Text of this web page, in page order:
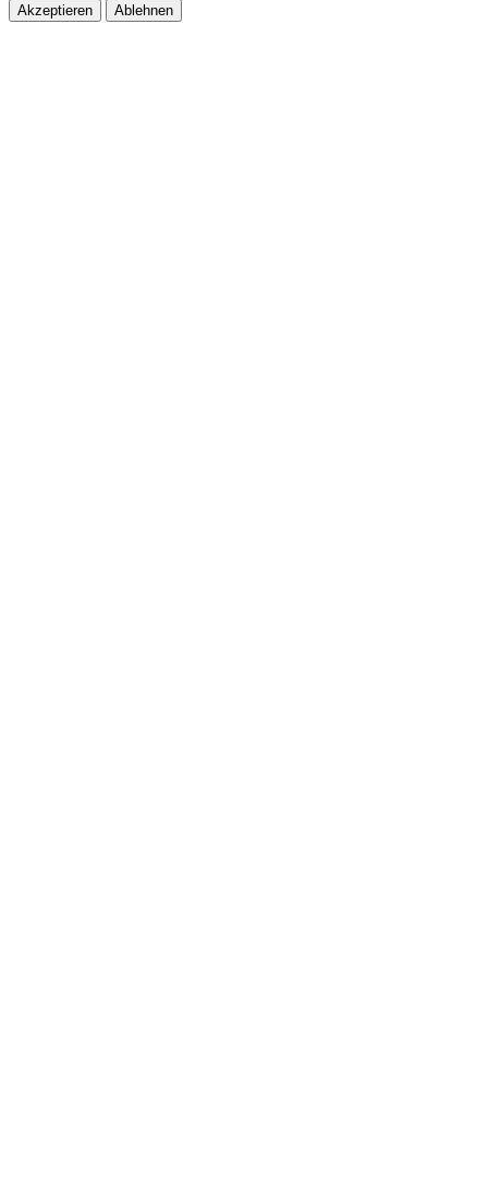
Akzeptieren Ablehnen